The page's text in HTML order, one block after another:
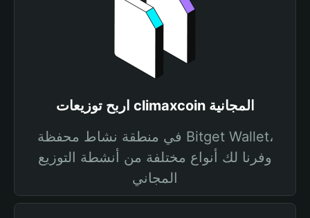
اربح توزيعات climaxcoin المجانية
في منطقة نشاط محفظة Bitget Wallet،
وفرنا لك أنواع مختلفة من أنشطة التوزيع
المجاني